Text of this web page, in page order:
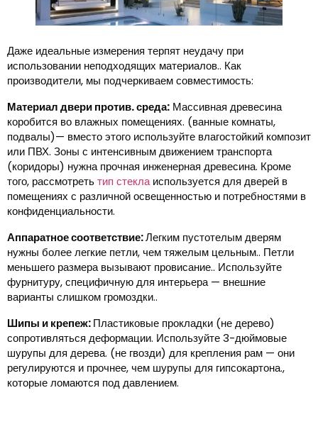
Даже идеальные измерения терпят неудачу при
использовании неподходящих материалов.. Как
производители, мы подчеркиваем совместимость:
Материал двери против. среда: Массивная древесина
коробится во влажных помещениях. (ванные комнаты,
подвалы)— вместо этого используйте влагостойкий композит
или ПВХ. Зоны с интенсивным движением транспорта
(коридоры) нужна прочная инженерная древесина. Кроме
того, рассмотретьтип стеклаиспользуется для дверей в
помещениях с различной освещенностью и потребностями в
конфиденциальности.
Аппаратное соответствие:Легким пустотелым дверям
нужны более легкие петли, чем тяжелым цельным.. Петли
меньшего размера вызывают провисание.. Используйте
фурнитуру, специфичную для интерьера — внешние
варианты слишком громоздки..
Шипы и крепеж:Пластиковые прокладки (не дерево)
сопротивляться деформации. Используйте 3-дюймовые
шурупы для дерева. (не гвозди) для крепления рам — они
регулируются и прочнее, чем шурупы для гипсокартона.,
которые ломаются под давлением.